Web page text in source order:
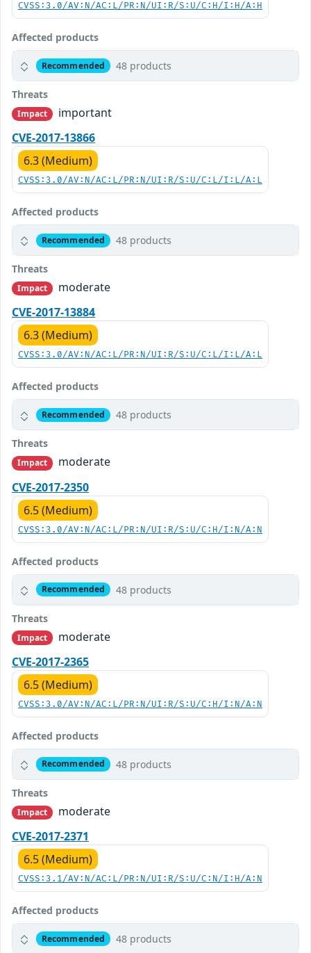
CVSS:3.0/AV:N/AC:L/PR:N/UI:R/S:U/C:H/I:H/A:H
Affected products
Recommended 48 products
Threats
Impact
important
CVE-2017-13866
6.3 (Medium)
CVSS:3.0/AV:N/AC:L/PR:N/UI:R/S:U/C:L/I:L/A:L
Affected products
Recommended 48 products
Threats
Impact
moderate
CVE-2017-13884
6.3 (Medium)
CVSS:3.0/AV:N/AC:L/PR:N/UI:R/S:U/C:L/I:L/A:L
Affected products
Recommended 48 products
Threats
Impact
moderate
CVE-2017-2350
6.5 (Medium)
CVSS:3.0/AV:N/AC:L/PR:N/UI:R/S:U/C:H/I:N/A:N
Affected products
Recommended 48 products
Threats
Impact
moderate
CVE-2017-2365
6.5 (Medium)
CVSS:3.0/AV:N/AC:L/PR:N/UI:R/S:U/C:H/I:N/A:N
Affected products
Recommended 48 products
Threats
Impact
moderate
CVE-2017-2371
6.5 (Medium)
CVSS:3.1/AV:N/AC:L/PR:N/UI:R/S:U/C:N/I:H/A:N
Affected products
Recommended 48 products